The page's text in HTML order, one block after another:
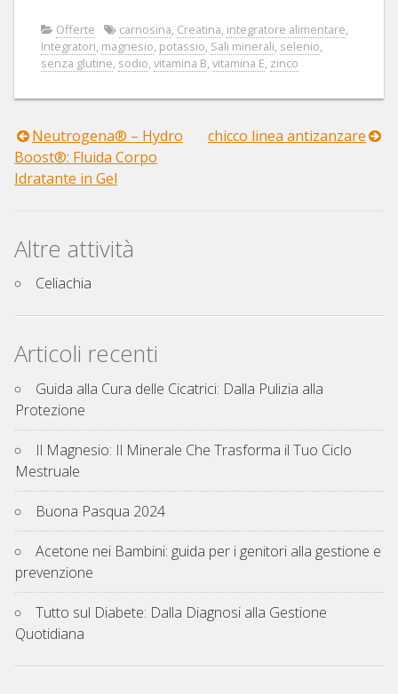
Offerte carnosina, Creatina, integratore alimentare,
Integratori, magnesio, potassio, Sali minerali, selenio,
senza glutine, sodio, vitamina B, vitamina E, zinco
Navigazione
articoli
Neutrogena® – Hydro
Boost®: Fluida Corpo
Idratante in Gel
chicco linea antizanzare
Altre attività
Celiachia
Articoli recenti
Guida alla Cura delle Cicatrici: Dalla Pulizia alla
Protezione
Il Magnesio: Il Minerale Che Trasforma il Tuo Ciclo
Mestruale
Buona Pasqua 2024
Acetone nei Bambini: guida per i genitori alla gestione e
prevenzione
Tutto sul Diabete: Dalla Diagnosi alla Gestione
Quotidiana